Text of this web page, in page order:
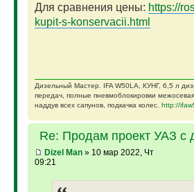
Для сравнения цены: https://
kupit-s-konservacii.html
Дизельный Мастер. IFA W50LA, КУНГ, 6,5 л
передач, полные пневмоблокировки
наддув всех сапунов, подкачка колес. http://
Re: Продам проект УАЗ с
Dizel Man» 10 мар 2022, Чт
09:21